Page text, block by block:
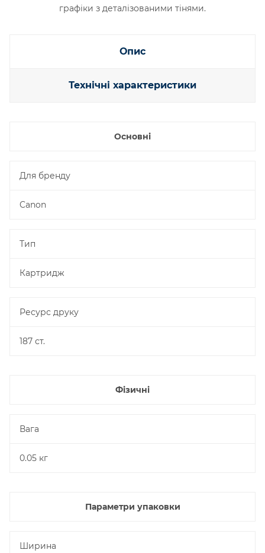
графіки з деталізованими тінями.
Опис
Технічні характеристики
Основні
Для бренду
Canon
Тип
Картридж
Ресурс друку
187 ст.
Фізичні
Вага
0.05 кг
Параметри упаковки
Ширина